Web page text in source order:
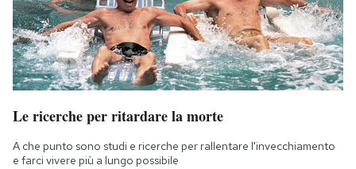
Le ricerche per ritardare la morte
A che punto sono studi e ricerche per rallentare l'invecchiamento
e farci vivere più a lungo possibile